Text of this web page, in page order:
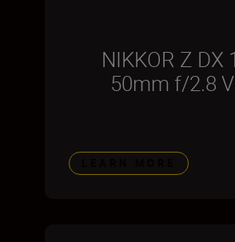
NIKKOR Z DX
50mm f/2.8